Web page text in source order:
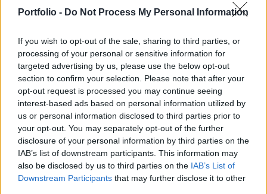
Portfolio - Do Not Process My Personal Information
If you wish to opt-out of the sale, sharing to third parties, or
processing of your personal or sensitive information for
targeted advertising by us, please use the below opt-out
section to confirm your selection. Please note that after your
opt-out request is processed you may continue seeing
interest-based ads based on personal information utilized by
us or personal information disclosed to third parties prior to
your opt-out. You may separately opt-out of the further
disclosure of your personal information by third parties on the
IAB’s list of downstream participants. This information may
also be disclosed by us to third parties on the IAB’s List of
Downstream Participants that may further disclose it to other
Friderikusz Sándor által szerkesztett A szólás
szabadsága című műsorának.
A Bizottság magyar tagja leszögezte: "Egy politikai játszma
részévé váltam..., de nem vagyok az a típus, aki feladja". "A
tisztség logikus folytatása egy külügyminiszteri pályának,
ahol sokat tudok tenni az uniós és a magyar érdekekért
egyaránt". Kovács az elmúlt hetek támadásaira reagálva
úgy vélte: nem az egérutat választotta, hiszen a
legkényelmesebb megoldást egy...
KEDVES OLVASÓNK!